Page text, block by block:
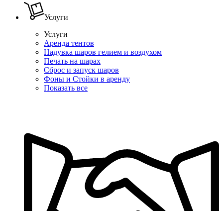
Услуги
Услуги
Аренда тентов
Надувка шаров гелием и воздухом
Печать на шарах
Сброс и запуск шаров
Фоны и Стойки в аренду
Показать все